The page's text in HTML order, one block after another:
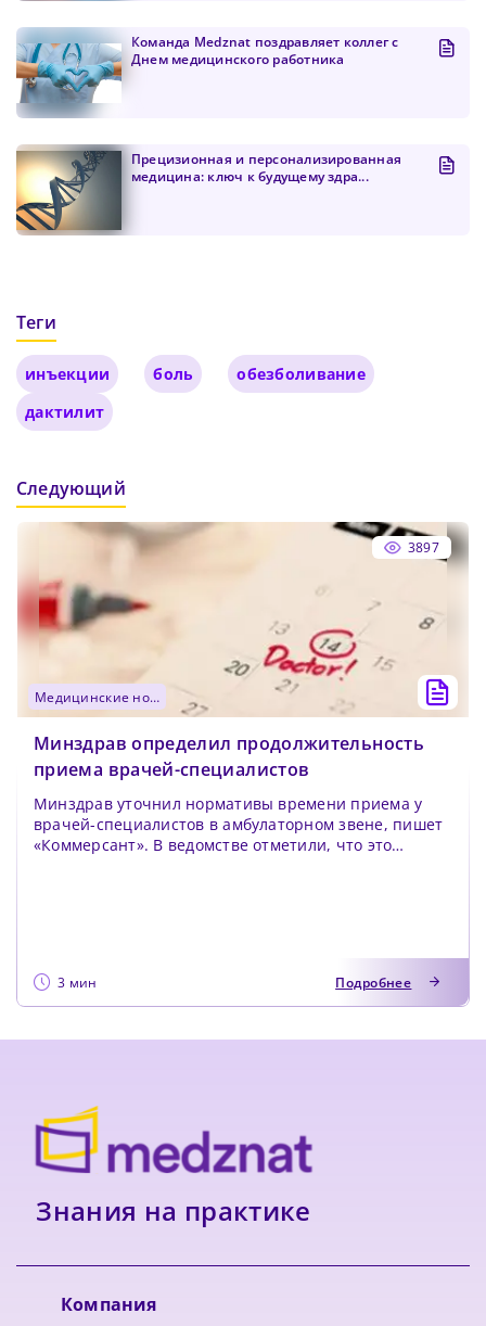
Команда Medznat поздравляет коллег с
Днем медицинского работника
Прецизионная и персонализированная
медицина: ключ к будущему здра...
Теги
инъекции боль
обезболивание
дактилит
Следующий
3897
медицинские новости
Минздрав определил продолжительность
приема врачей-специалистов
Минздрав уточнил нормативы времени приема у
врачей-специалистов в амбулаторном звене, пишет
«Коммерсант». В ведомстве отметили, что это
3 мин Подробнее
Знания на практике
Компания